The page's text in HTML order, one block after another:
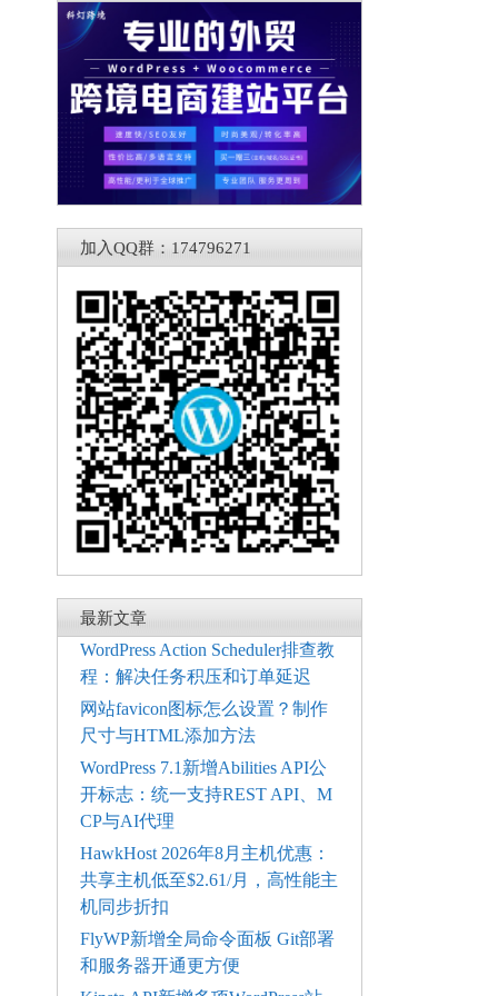
加入QQ群：174796271
最新文章
WordPress Action Scheduler排查教
程：解决任务积压和订单延迟
网站favicon图标怎么设置？制作
尺寸与HTML添加方法
WordPress 7.1新增Abilities API公
开标志：统一支持REST API、M
CP与AI代理
HawkHost 2026年8月主机优惠：
共享主机低至$2.61/月，高性能主
机同步折扣
FlyWP新增全局命令面板 Git部署
和服务器开通更方便